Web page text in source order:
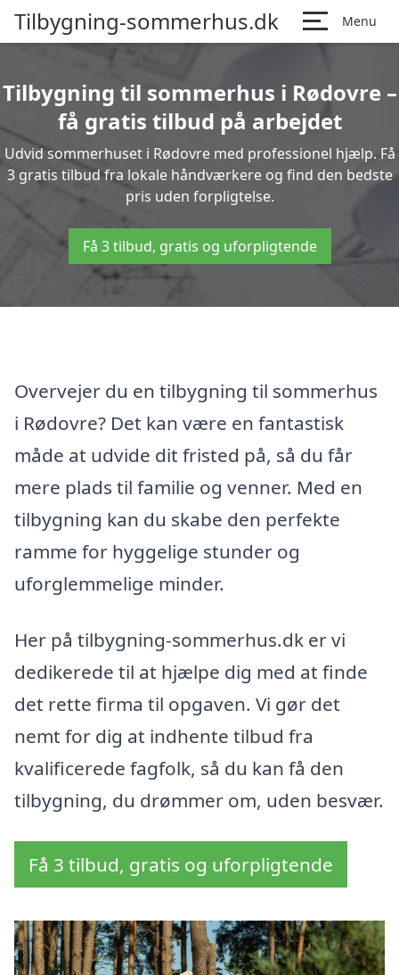
Tilbygning-sommerhus.dk Menu
Tilbygning til sommerhus i Rødovre –
få gratis tilbud på arbejdet
Udvid sommerhuset i Rødovre med professionel hjælp. Få
3 gratis tilbud fra lokale håndværkere og find den bedste
pris uden forpligtelse.
Få 3 tilbud, gratis og uforpligtende
Overvejer du en tilbygning til sommerhus
i Rødovre? Det kan være en fantastisk
måde at udvide dit fristed på, så du får
mere plads til familie og venner. Med en
tilbygning kan du skabe den perfekte
ramme for hyggelige stunder og
uforglemmelige minder.
Her på tilbygning-sommerhus.dk er vi
dedikerede til at hjælpe dig med at finde
det rette firma til opgaven. Vi gør det
nemt for dig at indhente tilbud fra
kvalificerede fagfolk, så du kan få den
tilbygning, du drømmer om, uden besvær.
Få 3 tilbud, gratis og uforpligtende